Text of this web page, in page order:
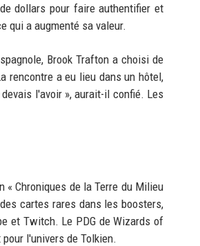
dollars pour faire authentifier et
qui a augmenté sa valeur.
Brook Trafton a choisi de
rencontre a eu lieu dans un hôtel,
l'avoir », aurait-il confié. Les
Chroniques de la Terre du Milieu
cartes rares dans les boosters,
et Twitch. Le PDG de Wizards of
l'univers de Tolkien.